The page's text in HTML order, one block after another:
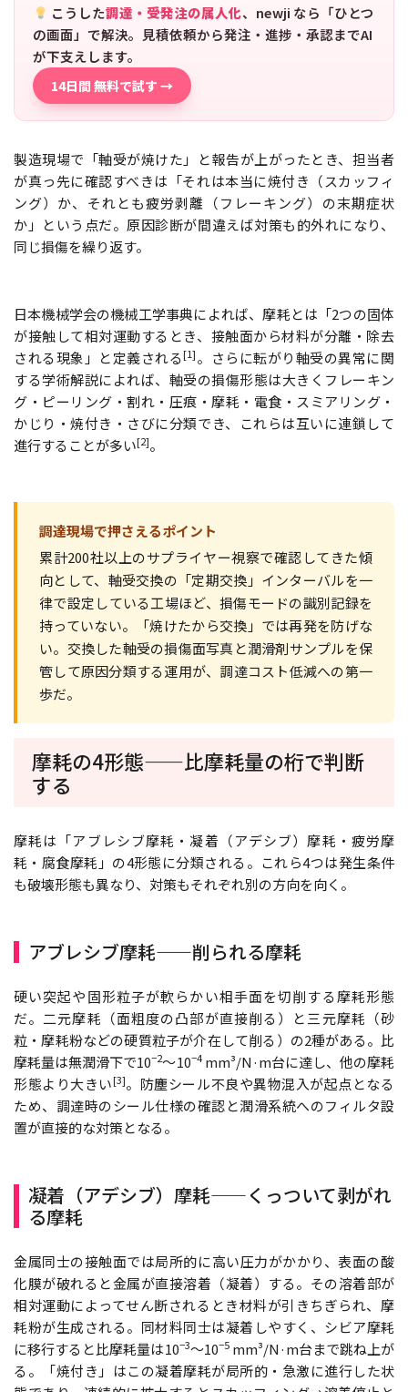
こうした調達・受発注の属人化、newji なら「ひとつ
の画面」で解決。見積依頼から発注・進捗・承認までAI
が下支えします。
14日間 無料で試す →
製造現場で「軸受が焼けた」と報告が上がったとき、担当者
が真っ先に確認すべきは「それは本当に焼付き（スカッフィ
ング）か、それとも疲労剥離（フレーキング）の末期症状
か」という点だ。原因診断が間違えば対策も的外れになり、
同じ損傷を繰り返す。
日本機械学会の機械工学事典によれば、摩耗とは「2つの固体
が接触して相対運動するとき、接触面から材料が分離・除去
される現象」と定義される[1]。さらに転がり軸受の異常に関
する学術解説によれば、軸受の損傷形態は大きくフレーキン
グ・ピーリング・割れ・圧痕・摩耗・電食・スミアリング・
かじり・焼付き・さびに分類でき、これらは互いに連鎖して
進行することが多い[2]。
調達現場で押さえるポイント
累計200社以上のサプライヤー視察で確認してきた傾
向として、軸受交換の「定期交換」インターバルを一
律で設定している工場ほど、損傷モードの識別記録を
持っていない。「焼けたから交換」では再発を防げな
い。交換した軸受の損傷面写真と潤滑剤サンプルを保
管して原因分類する運用が、調達コスト低減への第一
歩だ。
摩耗の4形態——比摩耗量の桁で判断
する
摩耗は「アブレシブ摩耗・凝着（アデシブ）摩耗・疲労摩
耗・腐食摩耗」の4形態に分類される。これら4つは発生条件
も破壊形態も異なり、対策もそれぞれ別の方向を向く。
アブレシブ摩耗——削られる摩耗
硬い突起や固形粒子が軟らかい相手面を切削する摩耗形態
だ。二元摩耗（面粗度の凸部が直接削る）と三元摩耗（砂
粒・摩耗粉などの硬質粒子が介在して削る）の2種がある。比
摩耗量は無潤滑下で10−2〜10−4mm³/N·m台に達し、他の摩耗
形態より大きい[3]。防塵シール不良や異物混入が起点となる
ため、調達時のシール仕様の確認と潤滑系統へのフィルタ設
置が直接的な対策となる。
凝着（アデシブ）摩耗——くっついて剥がれ
る摩耗
金属同士の接触面では局所的に高い圧力がかかり、表面の酸
化膜が破れると金属が直接溶着（凝着）する。その溶着部が
相対運動によってせん断されるとき材料が引きちぎられ、摩
耗粉が生成される。同材料同士は凝着しやすく、シビア摩耗
に移行すると比摩耗量は10−3〜10−5mm³/N·m台まで跳ね上が
る。「焼付き」はこの凝着摩耗が局所的・急激に進行した状